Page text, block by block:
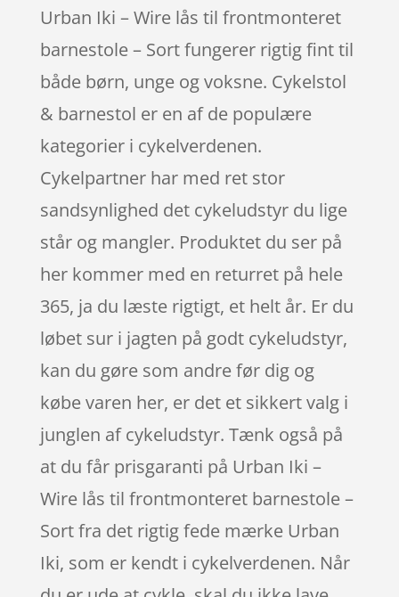
Urban Iki – Wire lås til frontmonteret
barnestole – Sort fungerer rigtig fint til
både børn, unge og voksne. Cykelstol
& barnestol er en af de populære
kategorier i cykelverdenen.
Cykelpartner har med ret stor
sandsynlighed det cykeludstyr du lige
står og mangler. Produktet du ser på
her kommer med en returret på hele
365, ja du læste rigtigt, et helt år. Er du
løbet sur i jagten på godt cykeludstyr,
kan du gøre som andre før dig og
købe varen her, er det et sikkert valg i
junglen af cykeludstyr. Tænk også på
at du får prisgaranti på Urban Iki –
Wire lås til frontmonteret barnestole –
Sort fra det rigtig fede mærke Urban
Iki, som er kendt i cykelverdenen. Når